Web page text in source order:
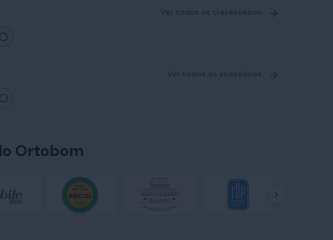
Ver todos os travesseiros
Ver todos os acessórios
Ortobom